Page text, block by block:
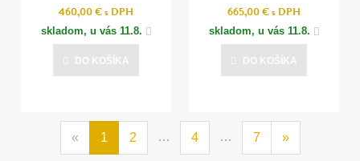
460,00 €s DPH
skladom, u vás 11.8.
DO KOŠÍKA
665,00 €s DPH
skladom, u vás 11.8.
DO KOŠÍKA
« 1 2 … 4 … 7 »